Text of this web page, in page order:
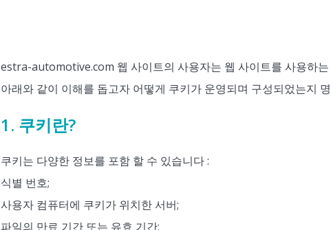
estra-automotive.com 웹 사이트의 사용자는 웹 사이트를 사용하
아래와 같이 이해를 돕고자 어떻게 쿠키가 운영되며 구성되었는지
1. 쿠키란?
쿠키는 다양한 정보를 포함 할 수 있습니다 :
식별 번호;
사용자 컴퓨터에 쿠키가 위치한 서버;
파일의 만료 기간 또는 유효 기간;